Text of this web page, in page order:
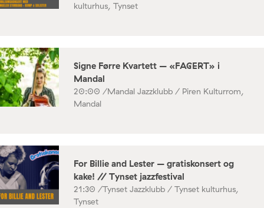
kulturhus, Tynset
Signe Førre Kvartett – «FAGERT» i
Mandal
20:00 /Mandal Jazzklubb / Piren Kulturrom,
Mandal
For Billie and Lester – gratiskonsert og
kake! // Tynset jazzfestival
21:30 /Tynset Jazzklubb / Tynset kulturhus,
Tynset